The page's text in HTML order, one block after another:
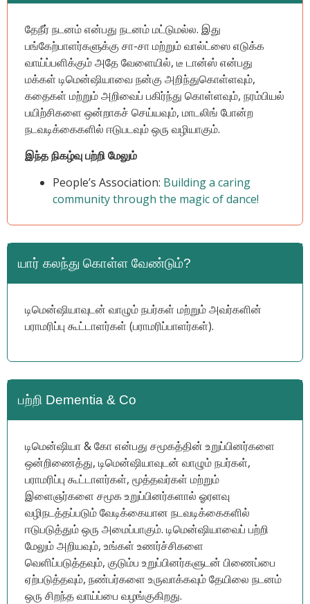
தேநீர் நடனம் என்பது நடனம் மட்டுமல்ல. இது
பங்கேற்பாளர்களுக்கு சா-சா மற்றும் வால்ட்ஸை எடுக்க
வாய்ப்பளிக்கும் அதே வேளையில், டீ டான்ஸ் என்பது
மக்கள் டிமென்ஷியாவை நன்கு அறிந்துகொள்ளவும்,
கதைகள் மற்றும் அறிவைப் பகிர்ந்து கொள்ளவும், நரம்பியல்
பயிற்சிகளை ஒன்றாகச் செய்யவும், மாடலிங் போன்ற
நடவடிக்கைகளில் ஈடுபடவும் ஒரு வழியாகும்.
இந்த நிகழ்வு பற்றி மேலும்
People’s Association: Building a caring
community through the magic of dance!
யார் கலந்து கொள்ள வேண்டும்?
டிமென்ஷியாவுடன் வாழும் நபர்கள் மற்றும் அவர்களின்
பராமரிப்பு கூட்டாளர்கள் (பராமரிப்பாளர்கள்).
பற்றி Dementia & Co
டிமென்ஷியா & கோ என்பது சமூகத்தின் உறுப்பினர்களை
ஒன்றிணைத்து, டிமென்ஷியாவுடன் வாழும் நபர்கள்,
பராமரிப்பு கூட்டாளர்கள், மூத்தவர்கள் மற்றும்
இளைஞர்களை சமூக உறுப்பினர்களால் ஓரளவு
வழிநடத்தப்படும் வேடிக்கையான நடவடிக்கைகளில்
ஈடுபடுத்தும் ஒரு அமைப்பாகும். டிமென்ஷியாவைப் பற்றி
மேலும் அறியவும், உங்கள் உணர்ச்சிகளை
வெளிப்படுத்தவும், குடும்ப உறுப்பினர்களுடன் பிணைப்பை
ஏற்படுத்தவும், நண்பர்களை உருவாக்கவும் தேயிலை நடனம்
ஒரு சிறந்த வாய்ப்பை வழங்குகிறது.